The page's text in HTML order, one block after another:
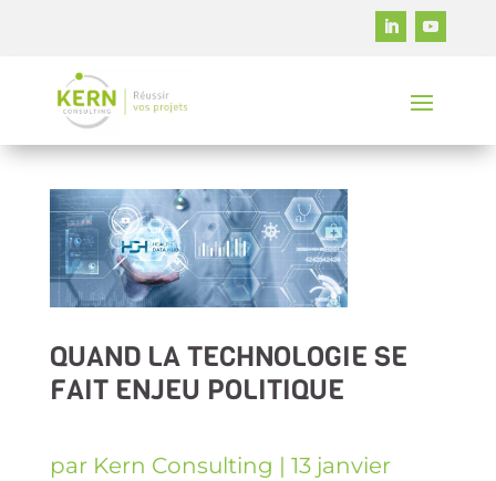
QUAND LA TECHNOLOGIE SE
FAIT ENJEU POLITIQUE
par Kern Consulting | 13 janvier